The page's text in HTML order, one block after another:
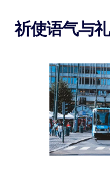
祈使语气与